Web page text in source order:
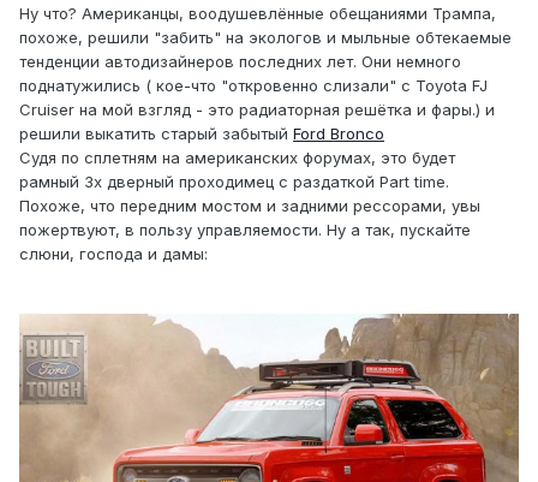
Ну что? Американцы, воодушевлённые обещаниями Трампа,
похоже, решили "забить" на экологов и мыльные обтекаемые
тенденции автодизайнеров последних лет. Они немного
поднатужились ( кое-что "откровенно слизали" с Toyota FJ
Cruiser на мой взгляд - это радиаторная решётка и фары.) и
решили выкатить старый забытый Ford Bronco
Судя по сплетням на американских форумах, это будет
рамный 3х дверный проходимец с раздаткой Part time.
Похоже, что передним мостом и задними рессорами, увы
пожертвуют, в пользу управляемости. Ну а так, пускайте
слюни, господа и дамы: